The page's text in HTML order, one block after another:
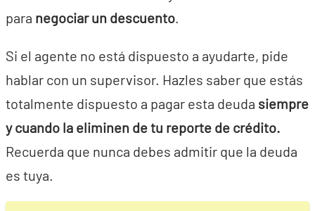
para negociar un descuento.
Si el agente no está dispuesto a ayudarte, pide
hablar con un supervisor. Hazles saber que estás
totalmente dispuesto a pagar esta deuda siempre
y cuando la eliminen de tu reporte de crédito.
Recuerda que nunca debes admitir que la deuda
es tuya.